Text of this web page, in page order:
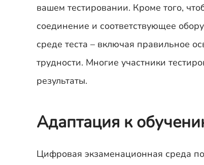
вашем тестировании. Кроме того,
соединение и соответствующее
среде теста – включая правильное
трудности. Многие участники
результаты.
Адаптация к
Цифровая экзаменационная среда